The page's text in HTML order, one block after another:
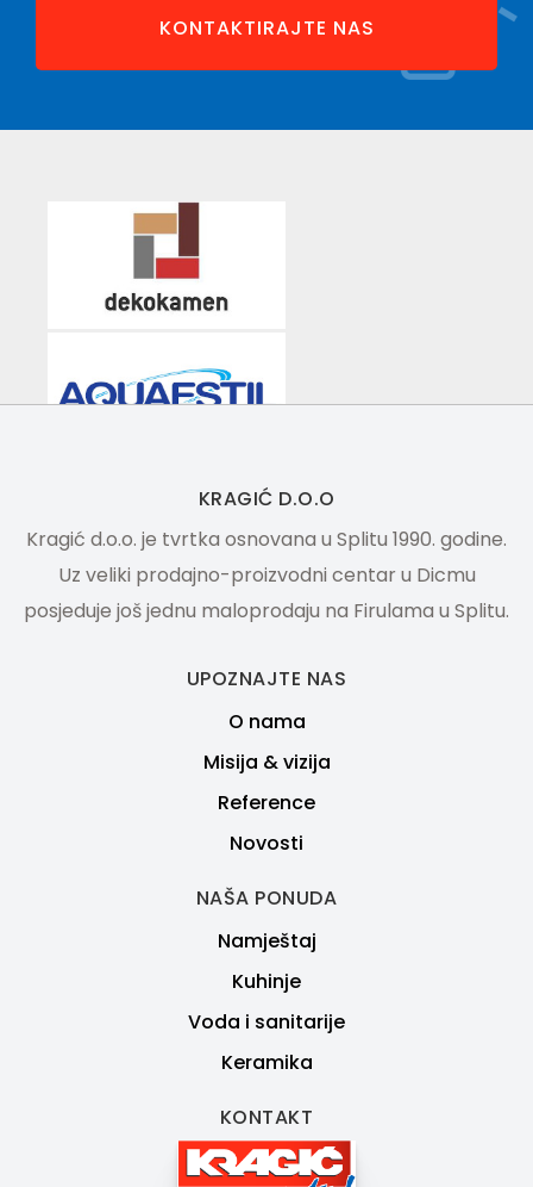
KONTAKTIRAJTE NAS
KRAGIĆ D.O.O
Kragić d.o.o. je tvrtka osnovana u Splitu 1990. godine.
Uz veliki prodajno-proizvodni centar u Dicmu
posjeduje još jednu maloprodaju na Firulama u Splitu.
UPOZNAJTE NAS
O nama
Misija & vizija
Reference
Novosti
NAŠA PONUDA
Namještaj
Kuhinje
Voda i sanitarije
Keramika
KONTAKT